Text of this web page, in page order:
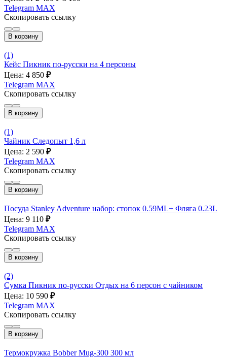
Telegram MAX
Скопировать ссылку
В корзину
(1)
Кейс Пикник по-русски на 4 персоны
Цена: 4 850 ₽
Telegram MAX
Скопировать ссылку
В корзину
(1)
Чайник Следопыт 1,6 л
Цена: 2 590 ₽
Telegram MAX
Скопировать ссылку
В корзину
Посуда Stanley Adventure набор: стопок 0.59ML+ Фляга 0.23L
Цена: 9 110 ₽
Telegram MAX
Скопировать ссылку
В корзину
(2)
Сумка Пикник по-русски Отдых на 6 персон с чайником
Цена: 10 590 ₽
Telegram MAX
Скопировать ссылку
В корзину
Термокружка Bobber Mug-300 300 мл